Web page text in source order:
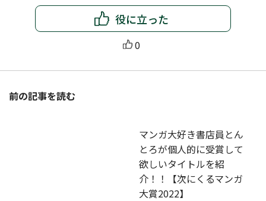
役に立った
0
前の記事を読む
マンガ大好き書店員とん
とろが個人的に受賞して
欲しいタイトルを紹
介！！【次にくるマンガ
大賞2022】